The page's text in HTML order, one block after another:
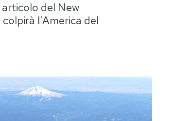
del New
l'America del